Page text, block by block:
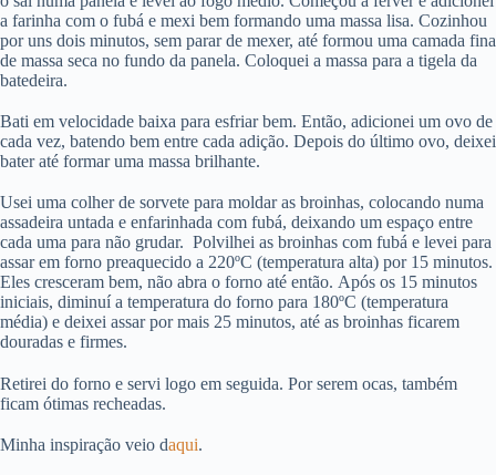
a farinha com o fubá e mexi bem formando uma massa lisa. Cozinhou
por uns dois minutos, sem parar de mexer, até formou uma camada fina
de massa seca no fundo da panela. Coloquei a massa para a tigela da
batedeira.
Bati em velocidade baixa para esfriar bem. Então, adicionei um ovo de
cada vez, batendo bem entre cada adição. Depois do último ovo, deixei
bater até formar uma massa brilhante.
Usei uma colher de sorvete para moldar as broinhas, colocando numa
assadeira untada e enfarinhada com fubá, deixando um espaço entre
cada uma para não grudar. Polvilhei as broinhas com fubá e levei para
assar em forno preaquecido a 220ºC (temperatura alta) por 15 minutos.
Eles cresceram bem, não abra o forno até então. Após os 15 minutos
iniciais, diminuí a temperatura do forno para 180ºC (temperatura
média) e deixei assar por mais 25 minutos, até as broinhas ficarem
douradas e firmes.
Retirei do forno e servi logo em seguida. Por serem ocas, também
ficam ótimas recheadas.
Minha inspiração veio daqui.